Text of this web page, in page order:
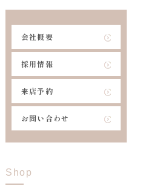
会社概要
採用情報
来店予約
お問い合わせ
Shop